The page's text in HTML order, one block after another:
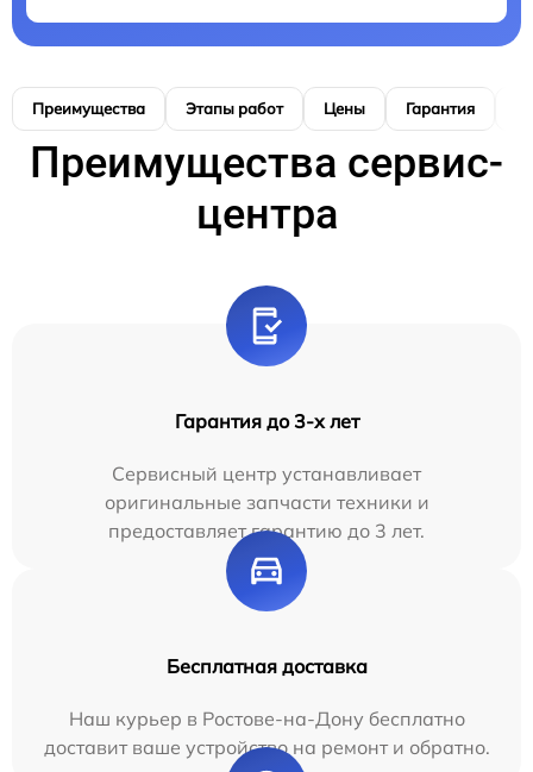
Преимущества Этапы работ Цены Гарантия
Преимущества сервис-
центра
Гарантия до 3-х лет
Сервисный центр устанавливает
оригинальные запчасти техники и
предоставляет гарантию до 3 лет.
Бесплатная доставка
Наш курьер в Ростове-на-Дону бесплатно
доставит ваше устройство на ремонт и обратно.